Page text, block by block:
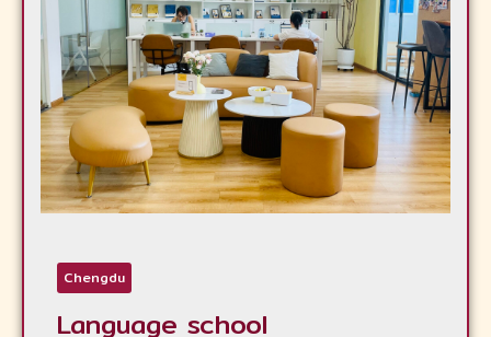
Chengdu
Language school